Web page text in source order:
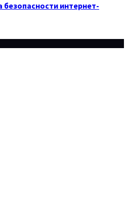
интернет-